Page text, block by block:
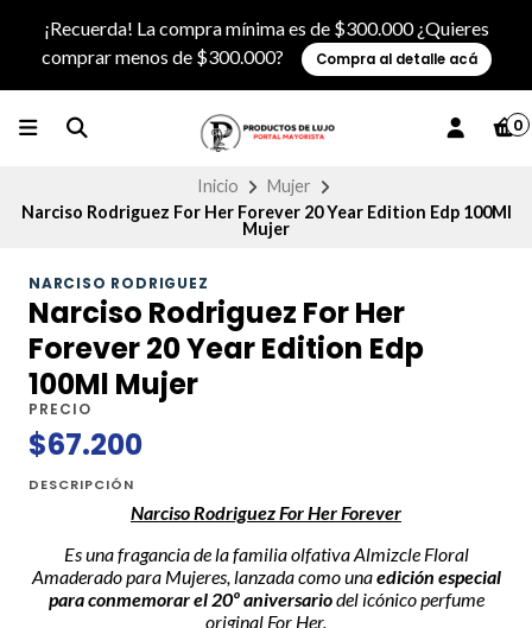
¡Recuerda! La compra mínima es de $300.000 ¿Quieres
comprar menos de $300.000?
Compra al detalle acá
0
Inicio
Mujer
Narciso Rodriguez For Her Forever 20 Year Edition Edp 100Ml
Mujer
NARCISO RODRIGUEZ
Narciso Rodriguez For Her
Forever 20 Year Edition Edp
100Ml Mujer
PRECIO
$67.200
DESCRIPCIÓN
Narciso Rodriguez For Her Forever
Es una fragancia de la familia olfativa Almizcle Floral
Amaderado para Mujeres, lanzada como unaedición especial
para conmemorar el 20º aniversariodel icónico perfume
original For Her.